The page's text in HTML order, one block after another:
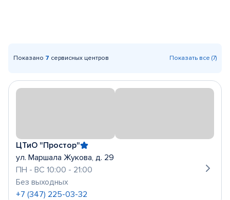
Показано 7 сервисных центров Показать все (7)
ЦТиО "Простор"
ул. Маршала Жукова, д. 29
ПН - ВС 10:00 - 21:00
Без выходных
+7 (347) 225-03-32